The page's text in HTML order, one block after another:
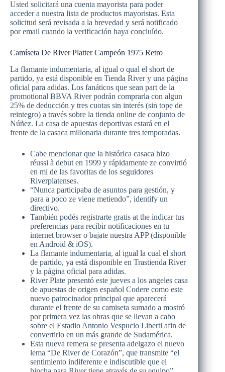
Usted solicitará una cuenta mayorista para poder
acceder a nuestra lista de productos mayoristas. Esta
solicitud será revisada a la brevedad y será notificado
por email cuando la verificación haya concluído.
Camíseta De River Platter Campeón 1975 Retro
La flamante indumentaria, al igual o qual el short de
partido, ya está disponible en Tienda River y una página
oficial para adidas. Los fanáticos que sean part de la
promotional BBVA River podrán comprarla con algun
25% de deducción y tres cuotas sin interés (sin tope de
reintegro) a través sobre la tienda online de conjunto de
Núñez. La casa de apuestas deportivas estará en el
frente de la casaca millonaria durante tres temporadas.
Cabe mencionar que la histórica casaca hizo
réussi à debut en 1999 y rápidamente ze convirtió
en mi de las favoritas de los seguidores
Riverplatenses.
“Nunca participaba de asuntos para gestión, y
para a poco ze viene metiendo”, identify un
directivo.
También podés registrarte gratis at the indicar tus
preferencias para recibir notificaciones en tu
internet browser o bajate nuestra APP (disponible
en Android & iOS).
La flamante indumentaria, al igual la cual el short
de partido, ya está disponible en Trastienda River
y la página oficial para adidas.
River Plate presentó este jueves a los angeles casa
de apuestas de origen español Codere como este
nuevo patrocinador principal que aparecerá
durante el frente de su camiseta sumado a mostró
por primera vez las obras que se llevan a cabo
sobre el Estadio Antonio Vespucio Liberti afin de
convertirlo en un más grande de Sudamérica.
Esta nueva remera se presenta adelgazo el nuevo
lema “De River de Corazón”, que transmite “el
sentimiento indiferente e indiscutible que el